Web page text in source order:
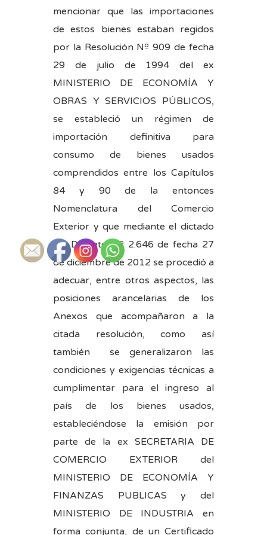
mencionar que las importaciones
de estos bienes estaban regidos
por la Resolución Nº 909 de fecha
29 de julio de 1994 del ex
MINISTERIO DE ECONOMÍA Y
OBRAS Y SERVICIOS PÚBLICOS,
se estableció un régimen de
importación definitiva para
consumo de bienes usados
comprendidos entre los Capítulos
84 y 90 de la entonces
Nomenclatura del Comercio
Exterior y que mediante el dictado
del Decreto Nº 2.646 de fecha 27
de diciembre de 2012 se procedió a
adecuar, entre otros aspectos, las
posiciones arancelarias de los
Anexos que acompañaron a la
citada resolución, como así
también se generalizaron las
condiciones y exigencias técnicas a
cumplimentar para el ingreso al
país de los bienes usados,
estableciéndose la emisión por
parte de la ex SECRETARIA DE
COMERCIO EXTERIOR del
MINISTERIO DE ECONOMÍA Y
FINANZAS PUBLICAS y del
MINISTERIO DE INDUSTRIA en
forma conjunta, de un Certificado